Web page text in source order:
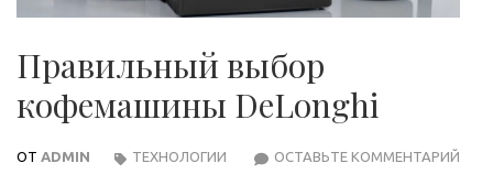
Правильный выбор
кофемашины DeLonghi
ОТ ADMIN ОСТАВЬТЕ КОММЕНТАРИЙ
ТЕХНОЛОГИИ